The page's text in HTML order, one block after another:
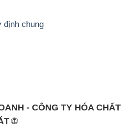
định chung
- CÔNG TY HÓA CHẤT
🌐